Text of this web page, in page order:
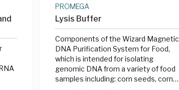
PROMEGA
Lysis Buffer
Components of the Wizard Magnetic
DNA Purification System for Food,
which is intended for isolating
genomic DNA from a variety of food
samples including: corn seeds, corn